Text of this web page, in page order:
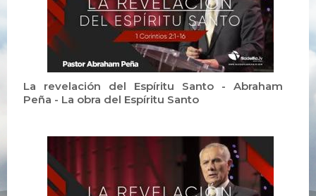
La revelación del Espíritu Santo - Abraham
Peña - La obra del Espíritu Santo